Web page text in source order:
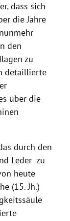
dass sich
die Jahre
den
zu
detaillierte
über die
durch den
Leder zu
heute
(15. Jh.)